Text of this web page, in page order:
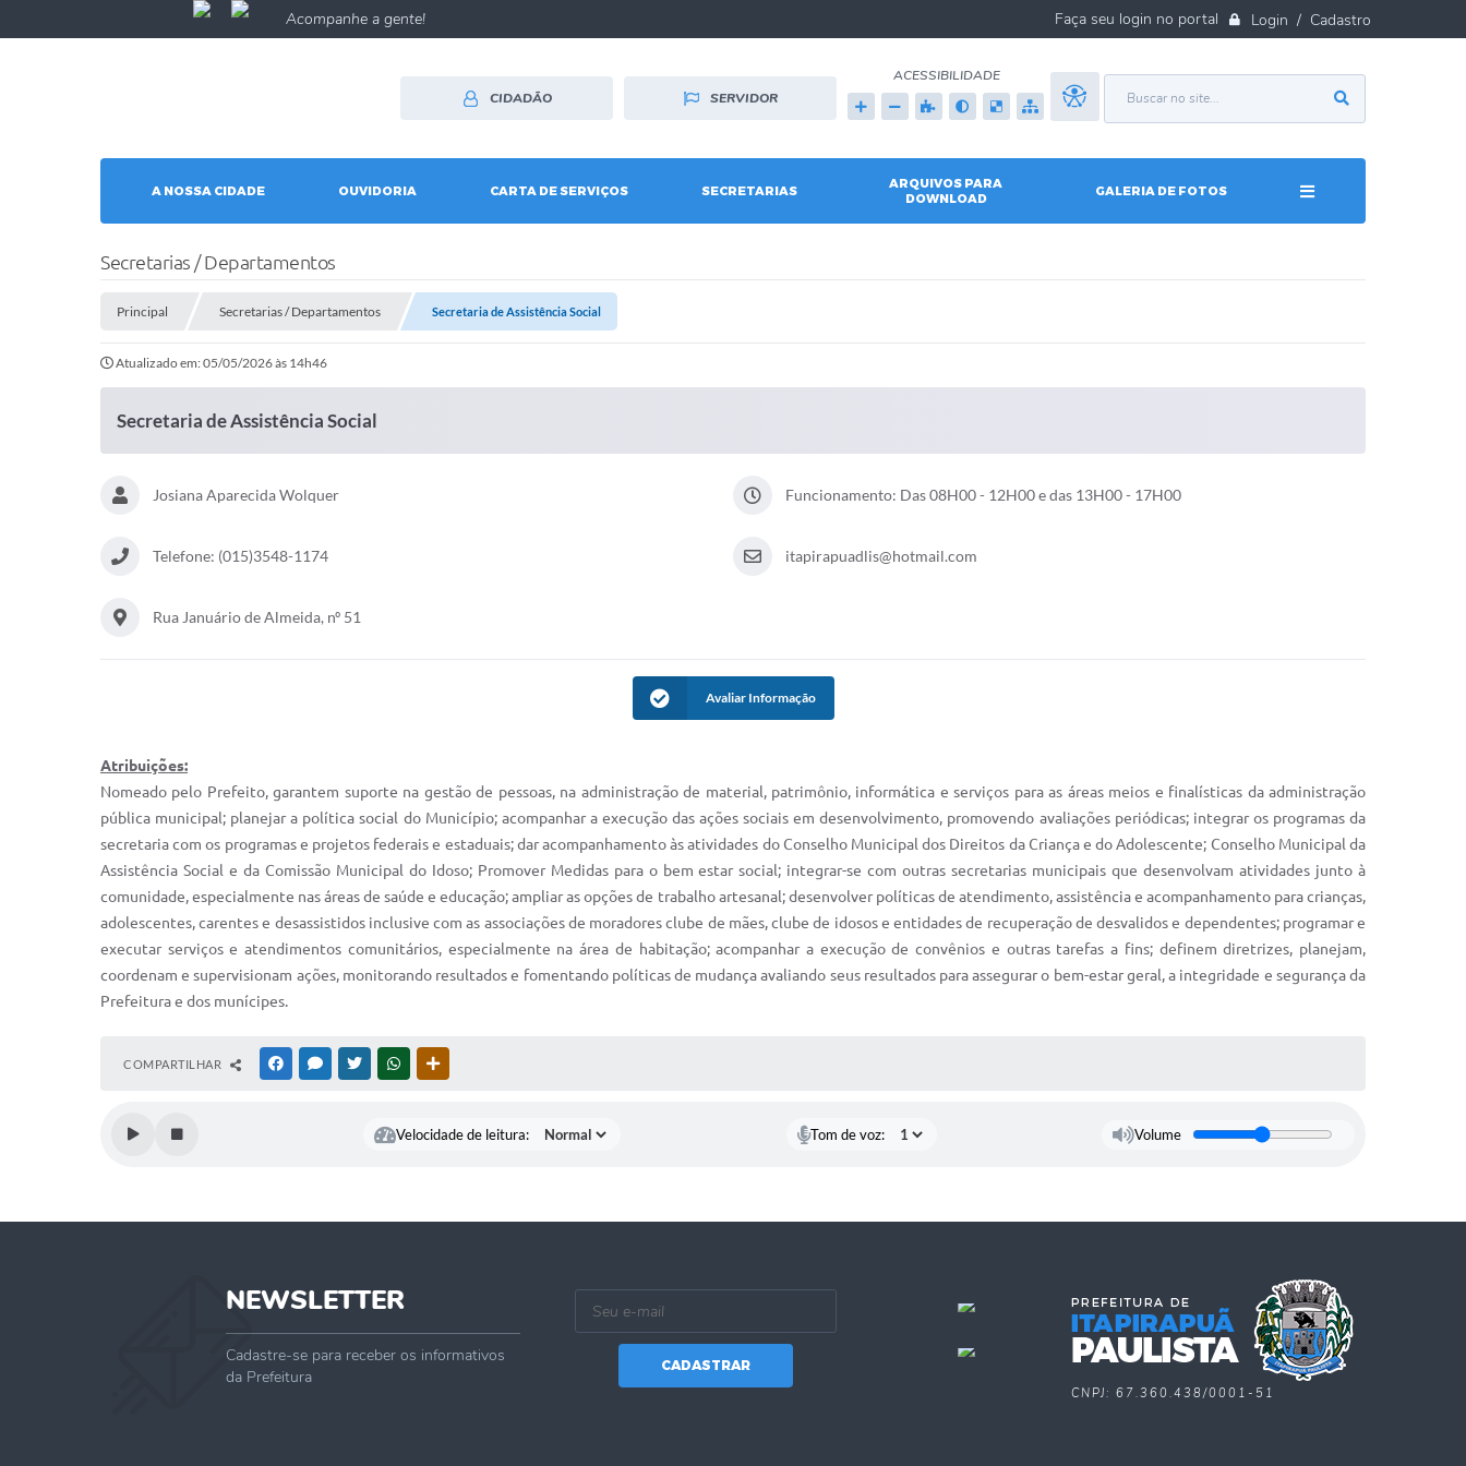
Login / Cadastro
Acompanhe a gente!
CIDADÃO SERVIDOR
ACESSIBILIDADE
A NOSSA CIDADE OUVIDORIA CARTA DE SERVIÇOS SECRETARIAS
ARQUIVOS PARA
DOWNLOAD
GALERIA DE FOTOS
Secretarias / Departamentos
Principal Secretarias / Departamentos Secretaria de Assistência Social
Atualizado em: 05/05/2026 às 14h46
Secretaria de Assistência Social
Josiana Aparecida Wolquer Funcionamento: Das 08H00 - 12H00 e das 13H00 - 17H00
Telefone: (015)3548-1174 itapirapuadlis@hotmail.com
Rua Januário de Almeida, nº 51
Avaliar Informação
Atribuições:
Nomeado pelo Prefeito, garantem suporte na gestão de pessoas, na administração de material, patrimônio, informática e serviços para as áreas meios e finalísticas da administração
pública municipal; planejar a política social do Município; acompanhar a execução das ações sociais em desenvolvimento, promovendo avaliações periódicas; integrar os programas da
secretaria com os programas e projetos federais e estaduais; dar acompanhamento às atividades do Conselho Municipal dos Direitos da Criança e do Adolescente; Conselho Municipal da
Assistência Social e da Comissão Municipal do Idoso; Promover Medidas para o bem estar social; integrar-se com outras secretarias municipais que desenvolvam atividades junto à
comunidade, especialmente nas áreas de saúde e educação; ampliar as opções de trabalho artesanal; desenvolver políticas de atendimento, assistência e acompanhamento para crianças,
adolescentes, carentes e desassistidos inclusive com as associações de moradores clube de mães, clube de idosos e entidades de recuperação de desvalidos e dependentes; programar e
executar serviços e atendimentos comunitários, especialmente na área de habitação; acompanhar a execução de convênios e outras tarefas a fins; definem diretrizes, planejam,
coordenam e supervisionam ações, monitorando resultados e fomentando políticas de mudança avaliando seus resultados para assegurar o bem-estar geral, a integridade e segurança da
Prefeitura e dos munícipes.
COMPARTILHAR FACEBOOKMESSENGER
TWITTERWHATSAPP
Velocidade de leitura: Tom de voz: Volume
NEWSLETTER
Cadastre-se para receber os informativos
da Prefeitura
CADASTRAR
CNPJ: 67.360.438/0001-51